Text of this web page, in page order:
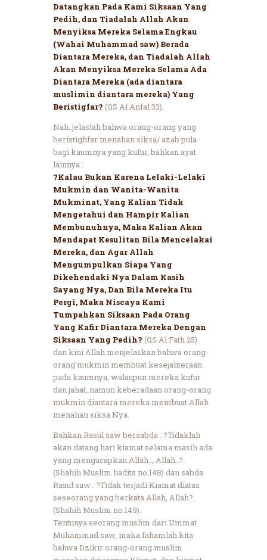
Datangkan Pada Kami Siksaan Yang
Pedih, dan Tiadalah Allah Akan
Menyiksa Mereka Selama Engkau
(Wahai Muhammad saw) Berada
Diantara Mereka, dan Tiadalah Allah
Akan Menyiksa Mereka Selama Ada
Diantara Mereka (ada diantara
muslimin diantara mereka) Yang
Beristigfar? (QS Al Anfal 33).
Nah..jelaslah bahwa orang-orang yang
beristighfar menahan siksa/ azab pula
bagi kaumnya yang kufur, bahkan ayat
lainnya :
?Kalau Bukan Karena Lelaki-Lelaki
Mukmin dan Wanita-Wanita
Mukminat, Yang Kalian Tidak
Mengetahui dan Hampir Kalian
Membunuhnya, Maka Kalian Akan
Mendapat Kesulitan Bila Mencelakai
Mereka, dan Agar Allah
Mengumpulkan Siapa Yang
Dikehendaki Nya Dalam Kasih
Sayang Nya, Dan Bila Mereka Itu
Pergi, Maka Niscaya Kami
Tumpahkan Siksaan Pada Orang
Yang Kafir Diantara Mereka Dengan
Siksaan Yang Pedih? (QS Al Fath 25)
dan kini Allah menjelaskan bahwa orang-
orang mukmin membuat kesejahteraan
pada kaumnya, walaupun mereka kufur
dan jahat, namun keberadaan orang-orang
mukmin diantara mereka membuat Allah
menahan siksa Nya.
Bahkan Rasul saw bersabda : ?Tidaklah
akan datang hari kiamat selama masih ada
yang mengucapkan Allah.., Allah..?.
(Shahih Muslim hadits no.148) dan sabda
Rasul saw : ?Tidak terjadi Kiamat diatas
seseorang yang berkata Allah, Allah?.
(Shahih Muslim no.149).
Tentunya seorang muslim dari Ummat
Muhammad saw, maka fahamlah kita
bahwa Dzikir orang-orang muslim